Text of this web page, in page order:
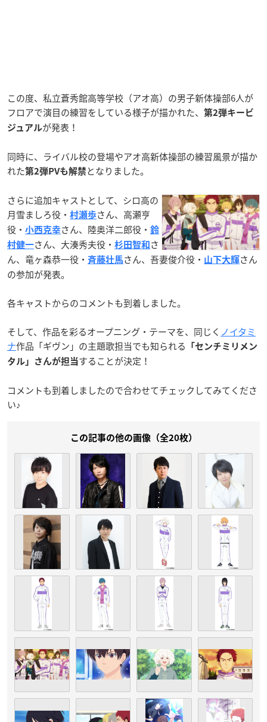
この度、私立蒼秀館高等学校（アオ高）の男子新体操部6人が
フロアで演目の練習をしている様子が描かれた、
第2弾キービ
ジュアルが発表！
同時に、ライバル校の登場やアオ高新体操部の練習風景が描か
れた第2弾PVも解禁となりました。
さらに追加キャストとして、シロ高の
月雪ましろ役・ 村瀬歩さん、高瀬亨
役・ 小西克幸さん、陸奥洋二郎役・ 鈴
村健一さん、大湊秀夫役・ 杉田智和 さ
ん、竜ヶ森恭一役・ 斉藤壮馬 さん、吾妻俊介役・ 山下大輝さん
の参加が発表。
各キャストからのコメントも到着しました。
そして、作品を彩るオープニング・テーマを、同じく ノイタミ
ナ作品「ギヴン」の主題歌担当でも知られる
「センチミリメン
タル」さんが担当することが決定！
コメントも到着しましたので合わせてチェックしてみてくださ
い♪
この記事の他の画像（全20枚）